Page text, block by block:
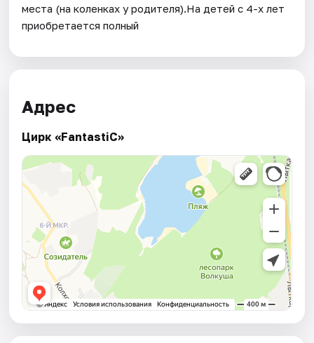
места (на коленках у родителя).На детей с 4-х лет
приобретается полный
Адрес
Цирк «FantastiC»